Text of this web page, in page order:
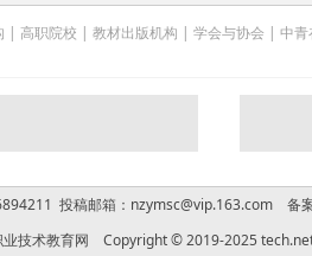
| 高职院校 | 教材出版机构 | 学会与协会 | 中青
投稿邮箱：nzymsc@vip.163.com 备
技术教育网 Copyright © 2019-2025